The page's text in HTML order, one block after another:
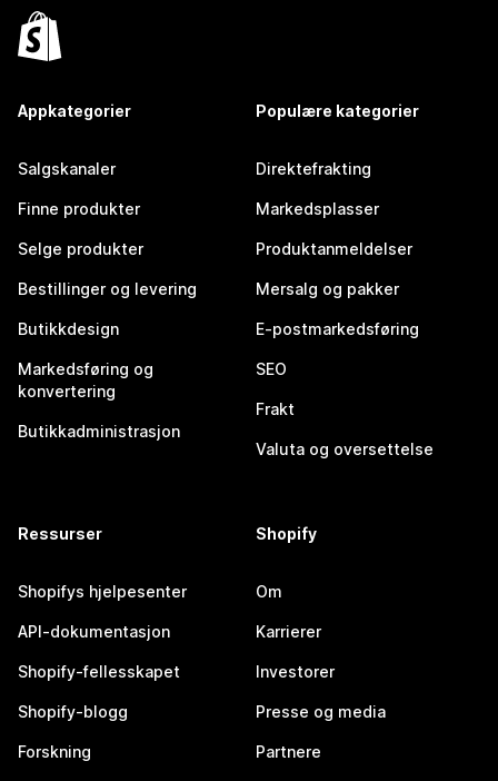
Appkategorier
Salgskanaler
Finne produkter
Selge produkter
Bestillinger og levering
Butikkdesign
Markedsføring og
konvertering
Butikkadministrasjon
Populære kategorier
Direktefrakting
Markedsplasser
Produktanmeldelser
Mersalg og pakker
E-postmarkedsføring
SEO
Frakt
Valuta og oversettelse
Ressurser
Shopifys hjelpesenter
API-dokumentasjon
Shopify-fellesskapet
Shopify-blogg
Forskning
Shopify
Om
Karrierer
Investorer
Presse og media
Partnere